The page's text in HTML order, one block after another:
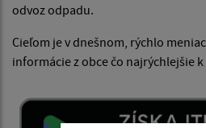
odvoz odpadu.
Cieľom je v dnešnom, rýchlo
informácie z obce čo najrýchlejšie